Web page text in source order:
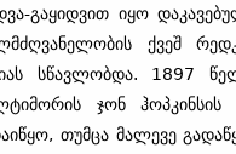
გაყიდვით იყო
ქვეშ
სწავლობდა. 1897
ჯონ ჰოპკინსის
თუმცა მალევე